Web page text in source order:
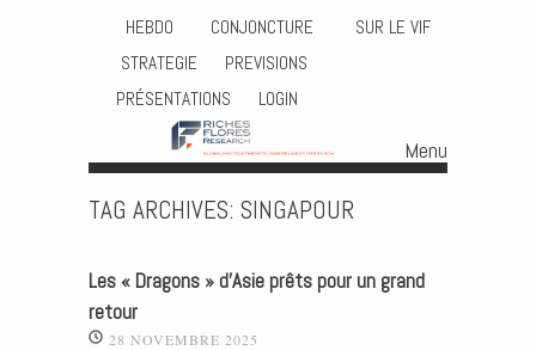
HEBDO CONJONCTURE
SUR LE VIF
STRATEGIE
PREVISIONS
PRÉSENTATIONS
LOGIN
Menu
TAG ARCHIVES: SINGAPOUR
Les « Dragons » d’Asie prêts pour un grand
retour
28 NOVEMBRE 2025